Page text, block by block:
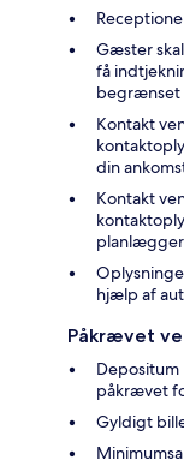
Gæster
få
begrænset
Kontakt
din
Kontakt
planlægger
hjælp af
Påkrævet
påkrævet
Gyldigt